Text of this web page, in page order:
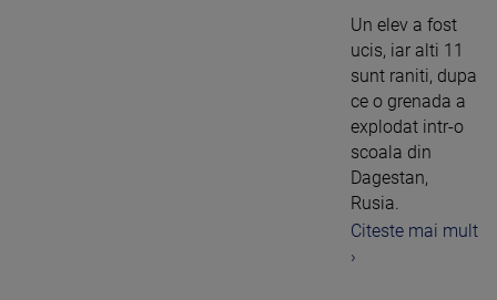
Un elev a fost
ucis, iar alti 11
sunt raniti, dupa
ce o grenada a
explodat intr-o
scoala din
Dagestan,
Rusia.
Citeste mai mult
›